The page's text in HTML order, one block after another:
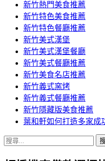
新竹熱門美食推薦
新竹特色美食推薦
新竹特色餐廳推薦
新竹美式漢堡
新竹美式漢堡餐廳
新竹美式餐廳推薦
新竹美食名店推薦
新竹義式窯烤
新竹義式餐廳推薦
新竹隱藏版美食推薦
葉和軒如何打造多家成
搜